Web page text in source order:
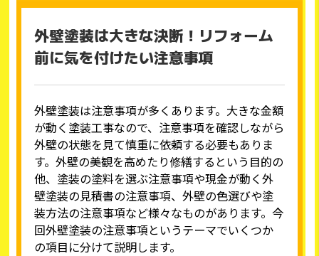
外壁塗装は大きな決断！リフォーム
前に気を付けたい注意事項
外壁塗装は注意事項が多くあります。大きな金額
が動く塗装工事なので、注意事項を確認しながら
外壁の状態を見て慎重に依頼する必要もありま
す。外壁の美観を高めたり修繕するという目的の
他、塗装の塗料を選ぶ注意事項や現金が動く外
壁塗装の見積書の注意事項、外壁の色選びや塗
装方法の注意事項など様々なものがあります。今
回外壁塗装の注意事項というテーマでいくつか
の項目に分けて説明します。